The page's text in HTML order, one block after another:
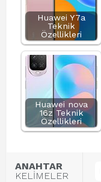
Huawei Y7a
Teknik
Özellikleri
Huawei nova
16z Teknik
Özellikleri
ANAHTAR
KELİMELER